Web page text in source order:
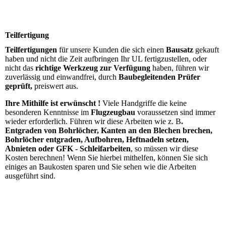
Teilfertigung
Teilfertigungen für unsere Kunden die sich einen Bausatz gekauft
haben und nicht die Zeit aufbringen Ihr UL fertigzustellen, oder
nicht das richtige Werkzeug zur Verfügung haben, führen wir
zuverlässig und einwandfrei, durch Baubegleitenden Prüfer
geprüft, preiswert aus.
Ihre Mithilfe ist erwünscht ! Viele Handgriffe die keine
besonderen Kenntnisse im Flugzeugbau voraussetzen sind immer
wieder erforderlich. Führen wir diese Arbeiten wie z. B.
Entgraden von Bohrlöcher, Kanten an den Blechen brechen,
Bohrlöcher entgraden, Aufbohren, Heftnadeln setzen,
Abnieten oder GFK - Schleifarbeiten, so müssen wir diese
Kosten berechnen! Wenn Sie hierbei mithelfen, können Sie sich
einiges an Baukosten sparen und Sie sehen wie die Arbeiten
ausgeführt sind.